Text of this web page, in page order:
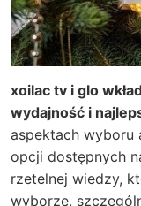
xoilac tv i glo
wydajność i
aspektach wyboru
opcji dostępnych
rzetelnej wiedzy,
wyborze,